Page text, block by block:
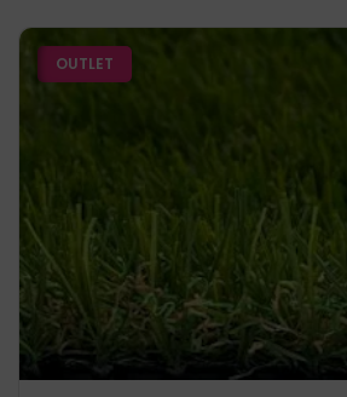
OUTLET